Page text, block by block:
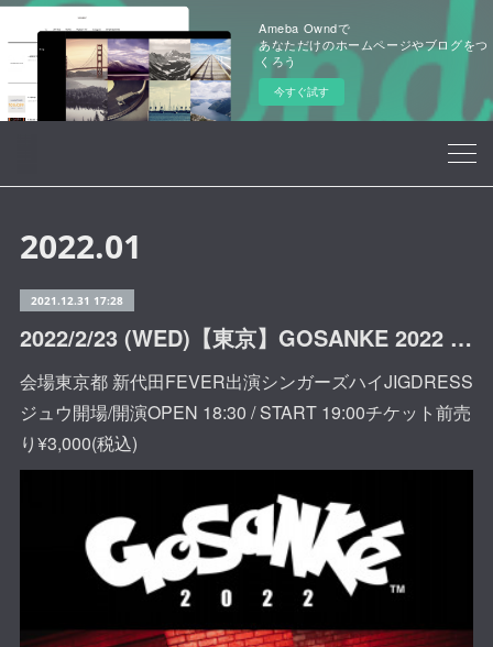
Ameba Owndで
あなただけのホームページやブログをつ
くろう
今すぐ試す
2022.01
2021.12.31 17:28
2022/2/23 (WED)【東京】GOSANKE 2022 (新代田FEVER)
会場東京都 新代田FEVER出演シンガーズハイJIGDRESS
ジュウ開場/開演OPEN 18:30 / START 19:00チケット前売
り¥3,000(税込)